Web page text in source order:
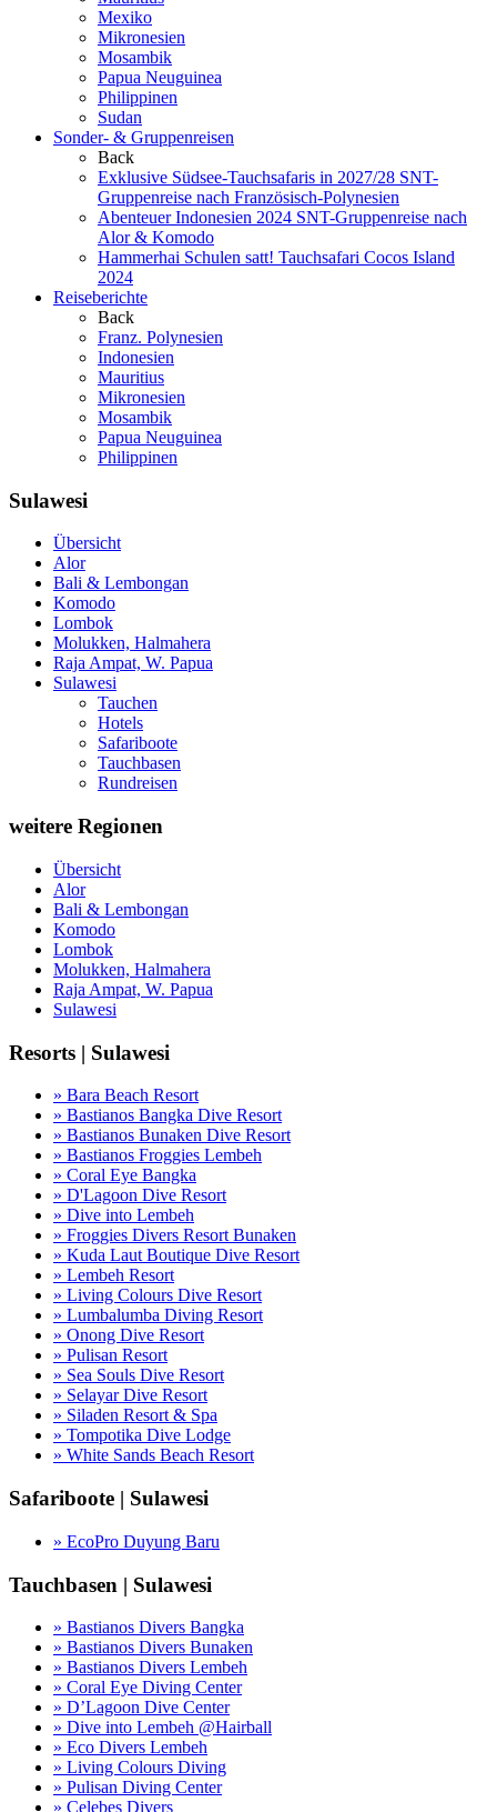
Mexiko
Mikronesien
Mosambik
Papua Neuguinea
Philippinen
Sudan
Sonder- & Gruppenreisen
Back
Exklusive Südsee-Tauchsafaris in 2027/28 SNT-
Gruppenreise nach Französisch-Polynesien
Abenteuer Indonesien 2024 SNT-Gruppenreise nach
Alor & Komodo
Hammerhai Schulen satt! Tauchsafari Cocos Island
2024
Reiseberichte
Back
Franz. Polynesien
Indonesien
Mauritius
Mikronesien
Mosambik
Papua Neuguinea
Philippinen
Sulawesi
Übersicht
Alor
Bali & Lembongan
Komodo
Lombok
Molukken, Halmahera
Raja Ampat, W. Papua
Sulawesi
Tauchen
Hotels
Safariboote
Tauchbasen
Rundreisen
weitere Regionen
Übersicht
Alor
Bali & Lembongan
Komodo
Lombok
Molukken, Halmahera
Raja Ampat, W. Papua
Sulawesi
Resorts | Sulawesi
» Bara Beach Resort
» Bastianos Bangka Dive Resort
» Bastianos Bunaken Dive Resort
» Bastianos Froggies Lembeh
» Coral Eye Bangka
» D'Lagoon Dive Resort
» Dive into Lembeh
» Froggies Divers Resort Bunaken
» Kuda Laut Boutique Dive Resort
» Lembeh Resort
» Living Colours Dive Resort
» Lumbalumba Diving Resort
» Onong Dive Resort
» Pulisan Resort
» Sea Souls Dive Resort
» Selayar Dive Resort
» Siladen Resort & Spa
» Tompotika Dive Lodge
» White Sands Beach Resort
Safariboote | Sulawesi
» EcoPro Duyung Baru
Tauchbasen | Sulawesi
» Bastianos Divers Bangka
» Bastianos Divers Bunaken
» Bastianos Divers Lembeh
» Coral Eye Diving Center
» D’Lagoon Dive Center
» Dive into Lembeh @Hairball
» Eco Divers Lembeh
» Living Colours Diving
» Pulisan Diving Center
» Celebes Divers